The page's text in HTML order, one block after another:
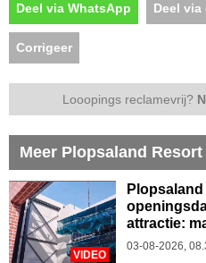
Deel via WhatsApp Deel via
Corrigeer
Looopings reclamevrij?
Meer Plopsaland
VIDEO
attractie:
03-08-2026,